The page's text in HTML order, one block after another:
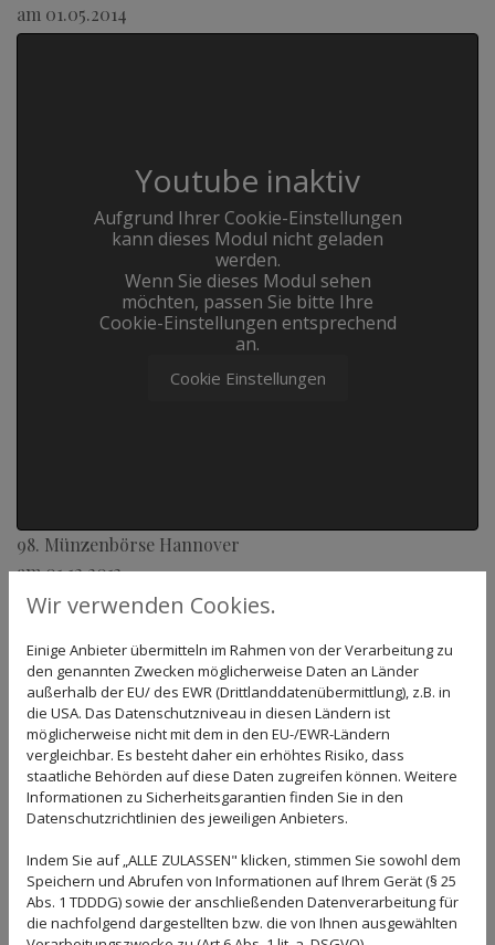
am 01.05.2014
Youtube inaktiv
Aufgrund Ihrer Cookie-Einstellungen
kann dieses Modul nicht geladen
werden.
Wenn Sie dieses Modul sehen
möchten, passen Sie bitte Ihre
Cookie-Einstellungen entsprechend
an.
Cookie Einstellungen
98. Münzenbörse Hannover
am 01.12.2013
Youtube inaktiv
Aufgrund Ihrer Cookie-Einstellungen
kann dieses Modul nicht geladen
werden.
möchten, passen Sie bitte Ihre
Cookie-Einstellungen entsprechend
an.
Cookie Einstellungen
Wir verwenden Cookies.
Einige Anbieter übermitteln im Rahmen von der Verarbeitung zu
den genannten Zwecken möglicherweise Daten an Länder
außerhalb der EU/ des EWR (Drittlanddatenübermittlung), z.B. in
die USA. Das Datenschutzniveau in diesen Ländern ist
möglicherweise nicht mit dem in den EU-/EWR-Ländern
vergleichbar. Es besteht daher ein erhöhtes Risiko, dass
staatliche Behörden auf diese Daten zugreifen können. Weitere
Informationen zu Sicherheitsgarantien finden Sie in den
Datenschutzrichtlinien des jeweiligen Anbieters.
Indem Sie auf „ALLE ZULASSEN" klicken, stimmen Sie sowohl dem
Speichern und Abrufen von Informationen auf Ihrem Gerät (§ 25
Abs. 1 TDDDG) sowie der anschließenden Datenverarbeitung für
die nachfolgend dargestellten bzw. die von Ihnen ausgewählten